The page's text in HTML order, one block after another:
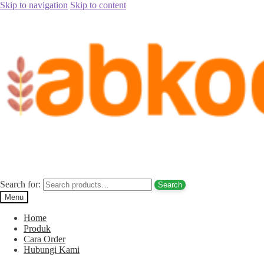
Skip to navigation Skip to content
Search for:
Search
Menu
Home
Produk
Cara Order
Hubungi Kami
Jual Kurma Tanpa Biji
Tanpa Biji Halmahera Utara Hub. 085780148484
Posted onNovember 2, 2017 November 6, 2017 byRina Rina
Jual Kurma Tunisia Tanpa Biji
Halmahera Utara Hub. 085780148484